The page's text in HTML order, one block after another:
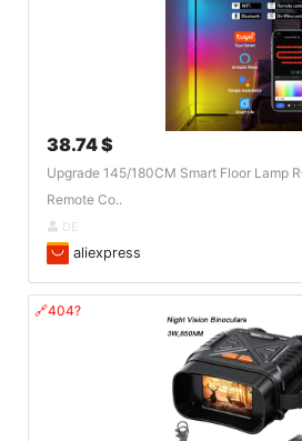
38.74 $
Upgrade 145/180CM Smart Floor Lamp
Remote Co..
DE
aliexpress
🔗404?